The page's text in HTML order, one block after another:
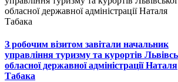
З робочим візитом завітали начальник
управління туризму та курортів
обласної державної адміністрації Наталя
Табака